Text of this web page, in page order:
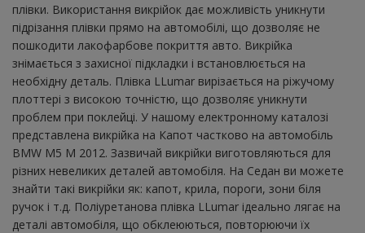
плівки. Використання викрійок дає можливість уникнути
підрізання плівки прямо на автомобілі, що дозволяє не
пошкодити лакофарбове покриття авто. Викрійка
знімається з захисної підкладки і встановлюється на
необхідну деталь. Плівка LLumar вирізається на ріжучому
плоттері з високою точністю, що дозволяє уникнути
проблем при поклейці. У нашому електронному каталозі
представлена ​​викрійка на Капот частково на автомобіль
BMW M5 M 2012. Зазвичай викрійки виготовляються для
різних невеликих деталей автомобіля. На Седан ви можете
знайти такі викрійки як: капот, крила, пороги, зони біля
ручок і т.д. Поліуретанова плівка LLumar ідеально лягає на
деталі автомобіля, що обклеюються, повторюючи їх